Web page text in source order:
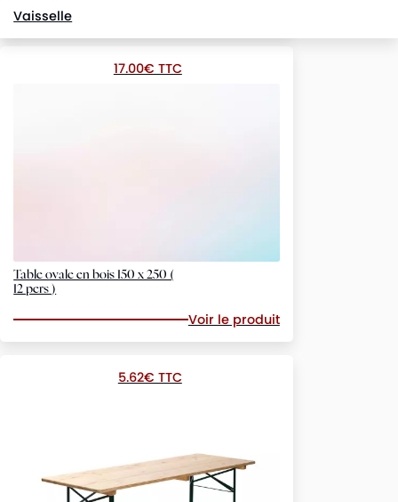
Vaisselle
Table ovale en bois 150 x 250 (
12 pers )
17.00€ TTC
Voir le produit
5.62€ TTC